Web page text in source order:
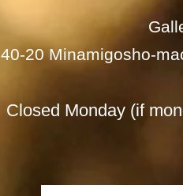
40-20 Minamigosho-
Closed Monday (if